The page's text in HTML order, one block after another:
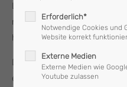
Landeswarnzentrale per
nicht mehr nötig sei, und es
handelte.
Der angebliche Rauch war
eines PKWs.
Erforderlich*
Notwendige Cookies und
Website korrekt
Externe Medien
Externe Medien wie
Youtube zulassen